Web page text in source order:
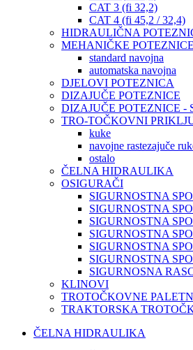
CAT 3 (fi 32,2)
CAT 4 (fi 45,2 / 32,4)
HIDRAULIČNA
MEHANIČKE
standard navojna
automatska navojna
DJELOVI POTEZNICA
DIZAJUČE POTEZNICE
DIZAJUČE POTEZNICE -
TRO-TOČKOVNI
kuke
navojne rastezajuče
ostalo
ČELNA HIDRAULIKA
OSIGURAČI
SIGURNOSTNA
SIGURNOSTNA
SIGURNOSTNA
SIGURNOSTNA
SIGURNOSTNA
SIGURNOSTNA
SIGURNOSNA
KLINOVI
TROTOČKOVNE
TRAKTORSKA
ČELNA HIDRAULIKA